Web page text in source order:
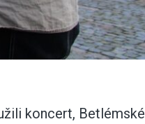
koncert, Betlémské